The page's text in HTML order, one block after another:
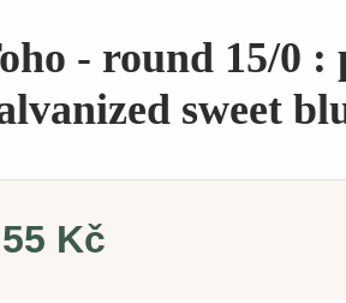
- round 15/0 :
sweet
55 Kč